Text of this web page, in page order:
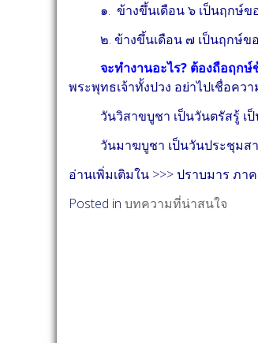
๑. ข้างขึ้นเดือน ๖ เป็นฤกษ์ขอ
๒. ข้างขึ้นเดือน ๗ เป็นฤกษ์ขอ
จะทำงานอะไร? ต้องถือฤก
พระพุทธเจ้าทั้งปวง อย่าไปเชื่อคว
วันวิสาขบูชา เป็นวันตรัสรู้ เป็
วันมาฆบูชา เป็นวันประชุมสาว
อ่านเพิ่มเติมใน >>> ปราบมาร ภา
Posted in บทความที่น่าสนใจ